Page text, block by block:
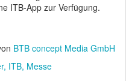
ITB-App zur Verfügung.
BTB concept Media GmbH
ITB Messe